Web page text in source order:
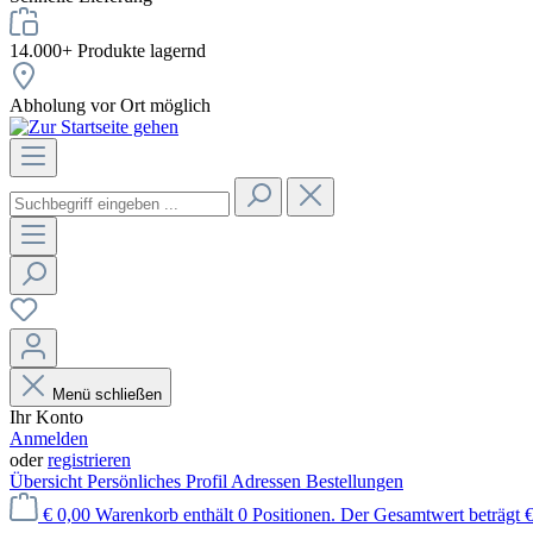
14.000+ Produkte lagernd
Abholung vor Ort möglich
Menü schließen
Ihr Konto
Anmelden
oderregistrieren
Übersicht Persönliches Profil Adressen Bestellungen
€ 0,00 Warenkorb enthält 0 Positionen. Der Gesamtwert beträgt